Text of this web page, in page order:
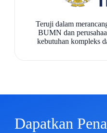
Teruji dalam
BUMN dan
kebutuhan kompleks
Dapatkan